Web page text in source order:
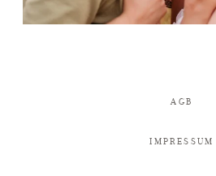
AGB
IMPRESSUM